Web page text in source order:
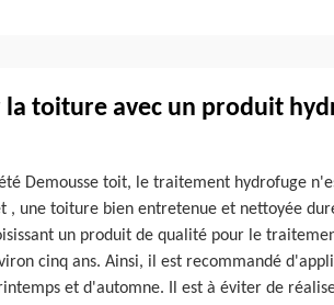
toiture avec un produit
Demousse toit, le traitement hydrofuge
, une toiture bien entretenue et nettoyée
un produit de qualité pour le
cinq ans. Ainsi, il est recommandé
et d'automne. Il est à éviter de